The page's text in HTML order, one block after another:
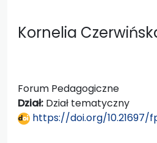
Kornelia
Forum Pedagogiczne
Dział: Dział tematyczny
https://doi.org/10.21697/